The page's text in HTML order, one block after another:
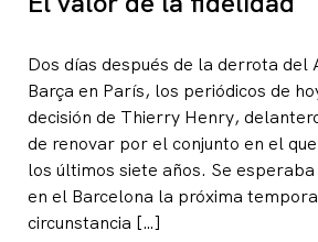
Dos días después de la derrota del
Barça en París, los periódicos de
decisión de Thierry Henry,
de renovar por el conjunto en el
los últimos siete años. Se
en el Barcelona la próxima
circunstancia […]